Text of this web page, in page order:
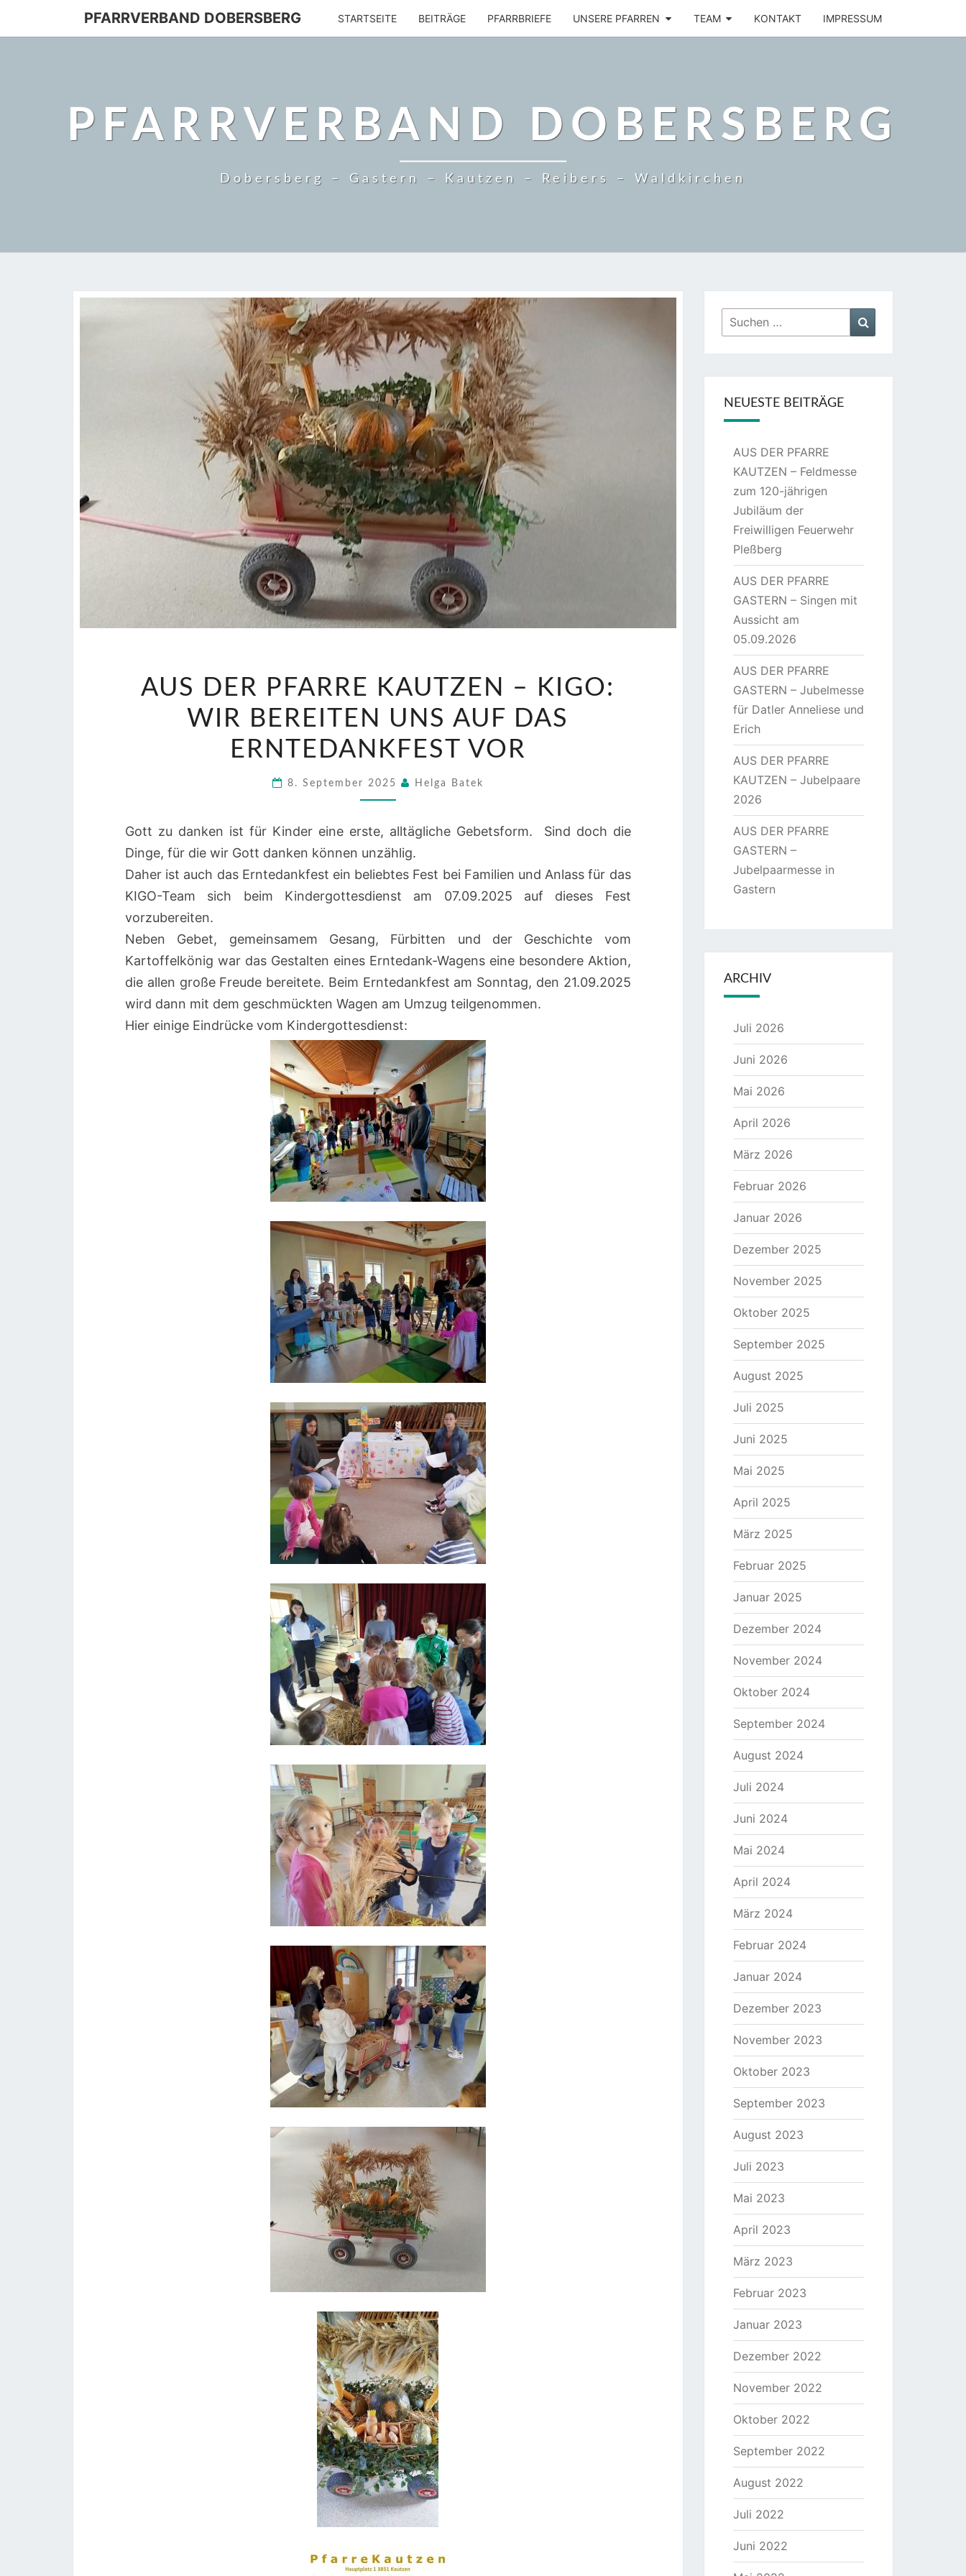
PFARRVERBAND DOBERSBERG STARTSEITE BEITRÄGE PFARRBRIEFE UNSERE PFARREN TEAM KONTAKT IMPRESSUM
PFARRVERBAND DOBERSBERG
Dobersberg – Gastern – Kautzen – Reibers – Waldkirchen
DER
PFARRE
–
KIGO:
WIR
UNS
AUF
DAS
ERNTEDANKFEST
AUS DER PFARRE KAUTZEN – KIGO:
WIR BEREITEN UNS AUF DAS
ERNTEDANKFEST VOR
8. September 2025 Helga Batek
Gott zu danken ist für Kinder eine erste, alltägliche Gebetsform. Sind doch die
Dinge, für die wir Gott danken können unzählig.
Daher ist auch das Erntedankfest ein beliebtes Fest bei Familien und Anlass für das
KIGO-Team sich beim Kindergottesdienst am 07.09.2025 auf dieses Fest
vorzubereiten.
Neben Gebet, gemeinsamem Gesang, Fürbitten und der Geschichte vom
Kartoffelkönig war das Gestalten eines Erntedank-Wagens eine besondere Aktion,
die allen große Freude bereitete. Beim Erntedankfest am Sonntag, den 21.09.2025
wird dann mit dem geschmückten Wagen am Umzug teilgenommen.
Hier einige Eindrücke vom Kindergottesdienst:
Suchen
nach:
NEUESTE BEITRÄGE
AUS DER PFARRE
KAUTZEN – Feldmesse
zum 120-jährigen
Jubiläum der
Freiwilligen Feuerwehr
Pleßberg
AUS DER PFARRE
GASTERN – Singen mit
Aussicht am
05.09.2026
AUS DER PFARRE
GASTERN – Jubelmesse
für Datler Anneliese und
Erich
AUS DER PFARRE
KAUTZEN – Jubelpaare
2026
AUS DER PFARRE
GASTERN –
Jubelpaarmesse in
Gastern
ARCHIV
Juli 2026
Juni 2026
Mai 2026
April 2026
März 2026
Februar 2026
Januar 2026
Dezember 2025
November 2025
Oktober 2025
September 2025
August 2025
Juli 2025
Juni 2025
Mai 2025
April 2025
März 2025
Februar 2025
Januar 2025
Dezember 2024
November 2024
Oktober 2024
September 2024
August 2024
Juli 2024
Juni 2024
Mai 2024
April 2024
März 2024
Februar 2024
Januar 2024
Dezember 2023
November 2023
Oktober 2023
September 2023
August 2023
Juli 2023
Mai 2023
April 2023
März 2023
Februar 2023
Januar 2023
Dezember 2022
November 2022
Oktober 2022
September 2022
August 2022
Juli 2022
Juni 2022